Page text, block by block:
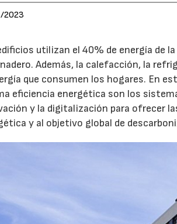
2023
utilizan el 40% de energía de
Además, la calefacción, la
que consumen los hogares. En
eficiencia energética son los
y la digitalización para ofrecer
y al objetivo global de